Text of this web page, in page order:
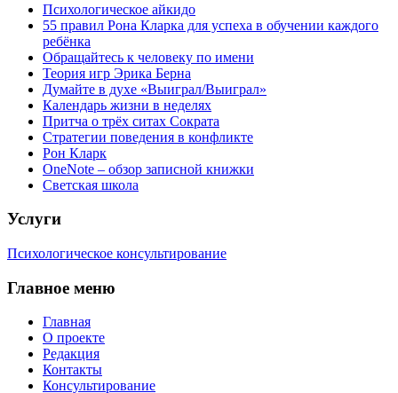
Психологическое айкидо
55 правил Рона Кларка для успеха в обучении каждого
ребёнка
Обращайтесь к человеку по имени
Теория игр Эрика Берна
Думайте в духе «Выиграл/Выиграл»
Календарь жизни в неделях
Притча о трёх ситах Сократа
Стратегии поведения в конфликте
Рон Кларк
OneNote – обзор записной книжки
Светская школа
Услуги
Психологическое консультирование
Главное меню
Главная
О проекте
Редакция
Контакты
Консультирование